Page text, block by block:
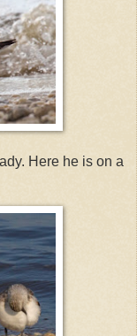
Here he is on a